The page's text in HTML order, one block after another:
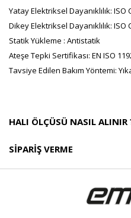
Yatay Elektriksel Dayanıklılık: ISO
Dikey Elektriksel Dayanıklılık: ISO
Statik Yükleme : Antistatik
Ateşe Tepki Sertifikası: EN ISO
Tavsiye Edilen Bakım Yöntemi:
HALI ÖLÇÜSÜ NASIL ALINIR
SIPARIŞ VERME